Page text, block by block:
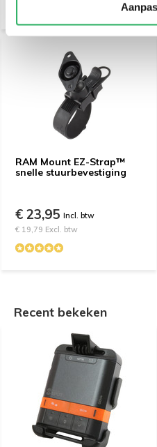
RAM Mount EZ-Strap™
snelle stuurbevestiging
€ 23,95 Incl. btw
€ 19,79 Excl. btw
Recent bekeken